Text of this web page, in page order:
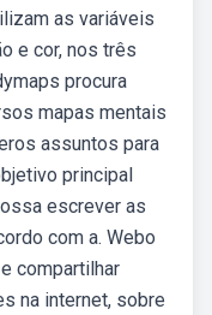
as variáveis
e cor, nos três
procura
mapas mentais
assuntos para
principal
escrever as
com a. Webo
compartilhar
na internet, sobre